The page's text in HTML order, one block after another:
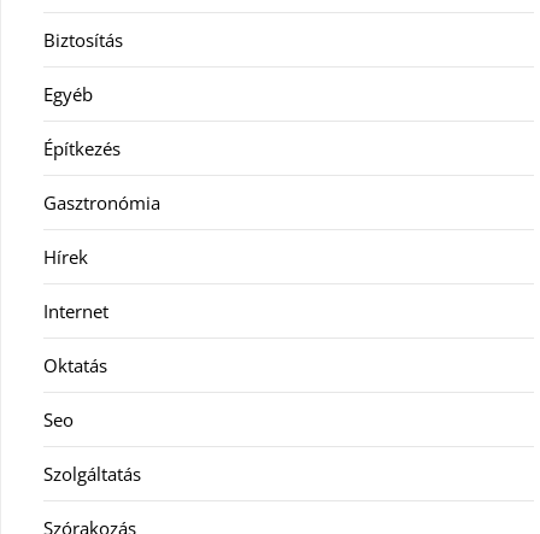
Biztosítás
Egyéb
Építkezés
Gasztronómia
Hírek
Internet
Oktatás
Seo
Szolgáltatás
Szórakozás